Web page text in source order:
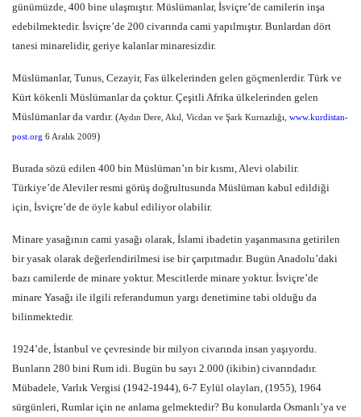
günümüzde, 400 bine ulaşmıştır. Müslümanlar, İsviçre’de camilerin inşa
edebilmektedir. İsviçre’de 200 civarında cami yapılmıştır. Bunlardan dört
tanesi minarelidir, geriye kalanlar minaresizdir.
Müslümanlar, Tunus, Cezayir, Fas ülkelerinden gelen göçmenlerdir. Türk ve
Kürt kökenli Müslümanlar da çoktur. Çeşitli Afrika ülkelerinden gelen
Müslümanlar da vardır. (Aydın Dere, Akıl, Vicdan ve Şark Kurnazlığı, www.kurdistan-
post.org 6 Aralık 2009)
Burada sözü edilen 400 bin Müslüman’ın bir kısmı, Alevi olabilir.
Türkiye’de Aleviler resmi görüş doğrultusunda Müslüman kabul edildiği
için, İsviçre’de de öyle kabul ediliyor olabilir.
Minare yasağının cami yasağı olarak, İslami ibadetin yaşanmasına getirilen
bir yasak olarak değerlendirilmesi ise bir çarpıtmadır. Bugün Anadolu’daki
bazı camilerde de minare yoktur. Mescitlerde minare yoktur. İsviçre’de
minare Yasağı ile ilgili referandumun yargı denetimine tabi olduğu da
bilinmektedir.
1924’de, İstanbul ve çevresinde bir milyon civarında insan yaşıyordu.
Bunların 280 bini Rum idi. Bugün bu sayı 2.000 (ikibin) civarındadır.
Mübadele, Varlık Vergisi (1942-1944), 6-7 Eylül olayları, (1955), 1964
sürgünleri, Rumlar için ne anlama gelmektedir? Bu konularda Osmanlı’ya ve